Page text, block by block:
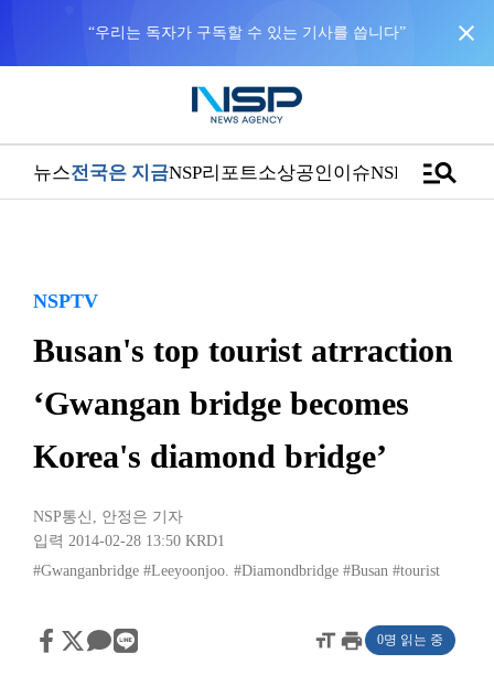
“우리는 독자가 구독할 수 있는 기사를 씁니다” close
뉴스전국은 지금NSP리포트소상공인이슈NSPTVmanage_search
NSPTV
Busan's top tourist atrraction
‘Gwangan bridge becomes
Korea's diamond bridge’
NSP통신 , 안정은 기자
입력 2014-02-28 13:50 KRD1
#Gwanganbridge #Leeyoonjoo. #Diamondbridge #Busan #tourist
format_sizeprint 0명 읽는 중